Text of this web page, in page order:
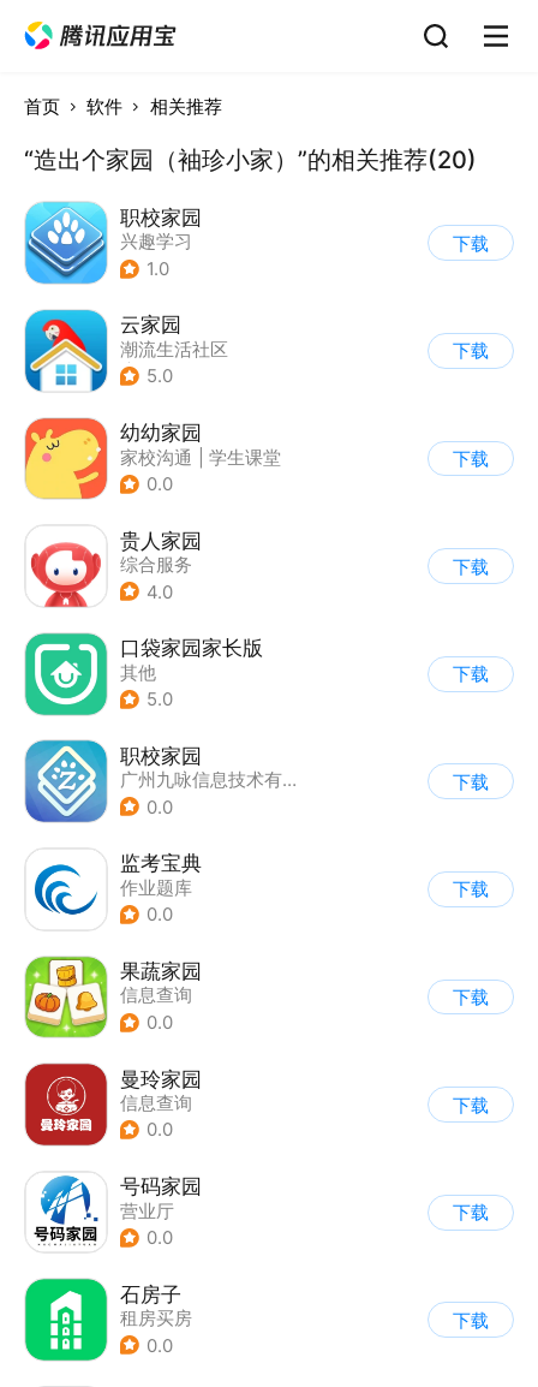
首页 软件 相关推荐
“造出个家园（袖珍小家）”的相关推荐(20)
职校家园
兴趣学习
1.0
下载
云家园
潮流生活社区
| 视频监控
5.0
下载
幼幼家园
家校沟通
学生课堂
0.0
下载
贵人家园
综合服务
4.0
下载
口袋家园家长版
其他
5.0
下载
职校家园
广州九咏信息技术有限公司
0.0
下载
监考宝典
作业题库
0.0
下载
果蔬家园
信息查询
0.0
下载
曼玲家园
信息查询
0.0
下载
号码家园
营业厅
0.0
下载
石房子
租房买房
0.0
下载